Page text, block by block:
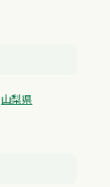
山梨県